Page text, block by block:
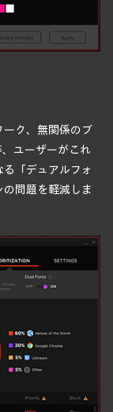
ーク、無関係のブ
ユーザーがこれ
「デュアルフォ
問題を軽減しま